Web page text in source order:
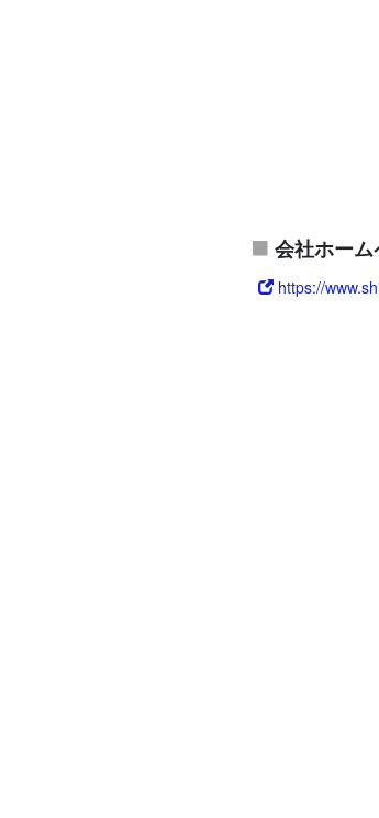
会社ホー
https://